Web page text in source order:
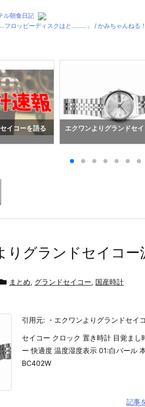
ル朝食日記
ロッピーディスクはと………」 / かみちゃんねる
イコーを語る
エクワンよりグランドセ
りグランドセイコー
まとめ, グランドセイコー, 国産時計
引用元: ・エクワンよりグランドセイ
セイコー クロック 置き時計 目覚ま
ー 快適度 温度湿度表示 01:白パール
BC402W
記事